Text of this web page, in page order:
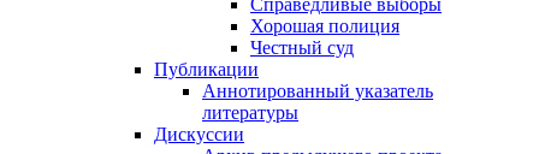
Справедливые выборы
Хорошая полиция
Честный суд
Публикации
Аннотированный указатель
литературы
Дискуссии